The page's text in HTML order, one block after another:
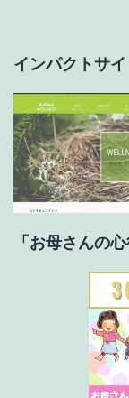
ョ
ン
インパクトサ
「お母さんの